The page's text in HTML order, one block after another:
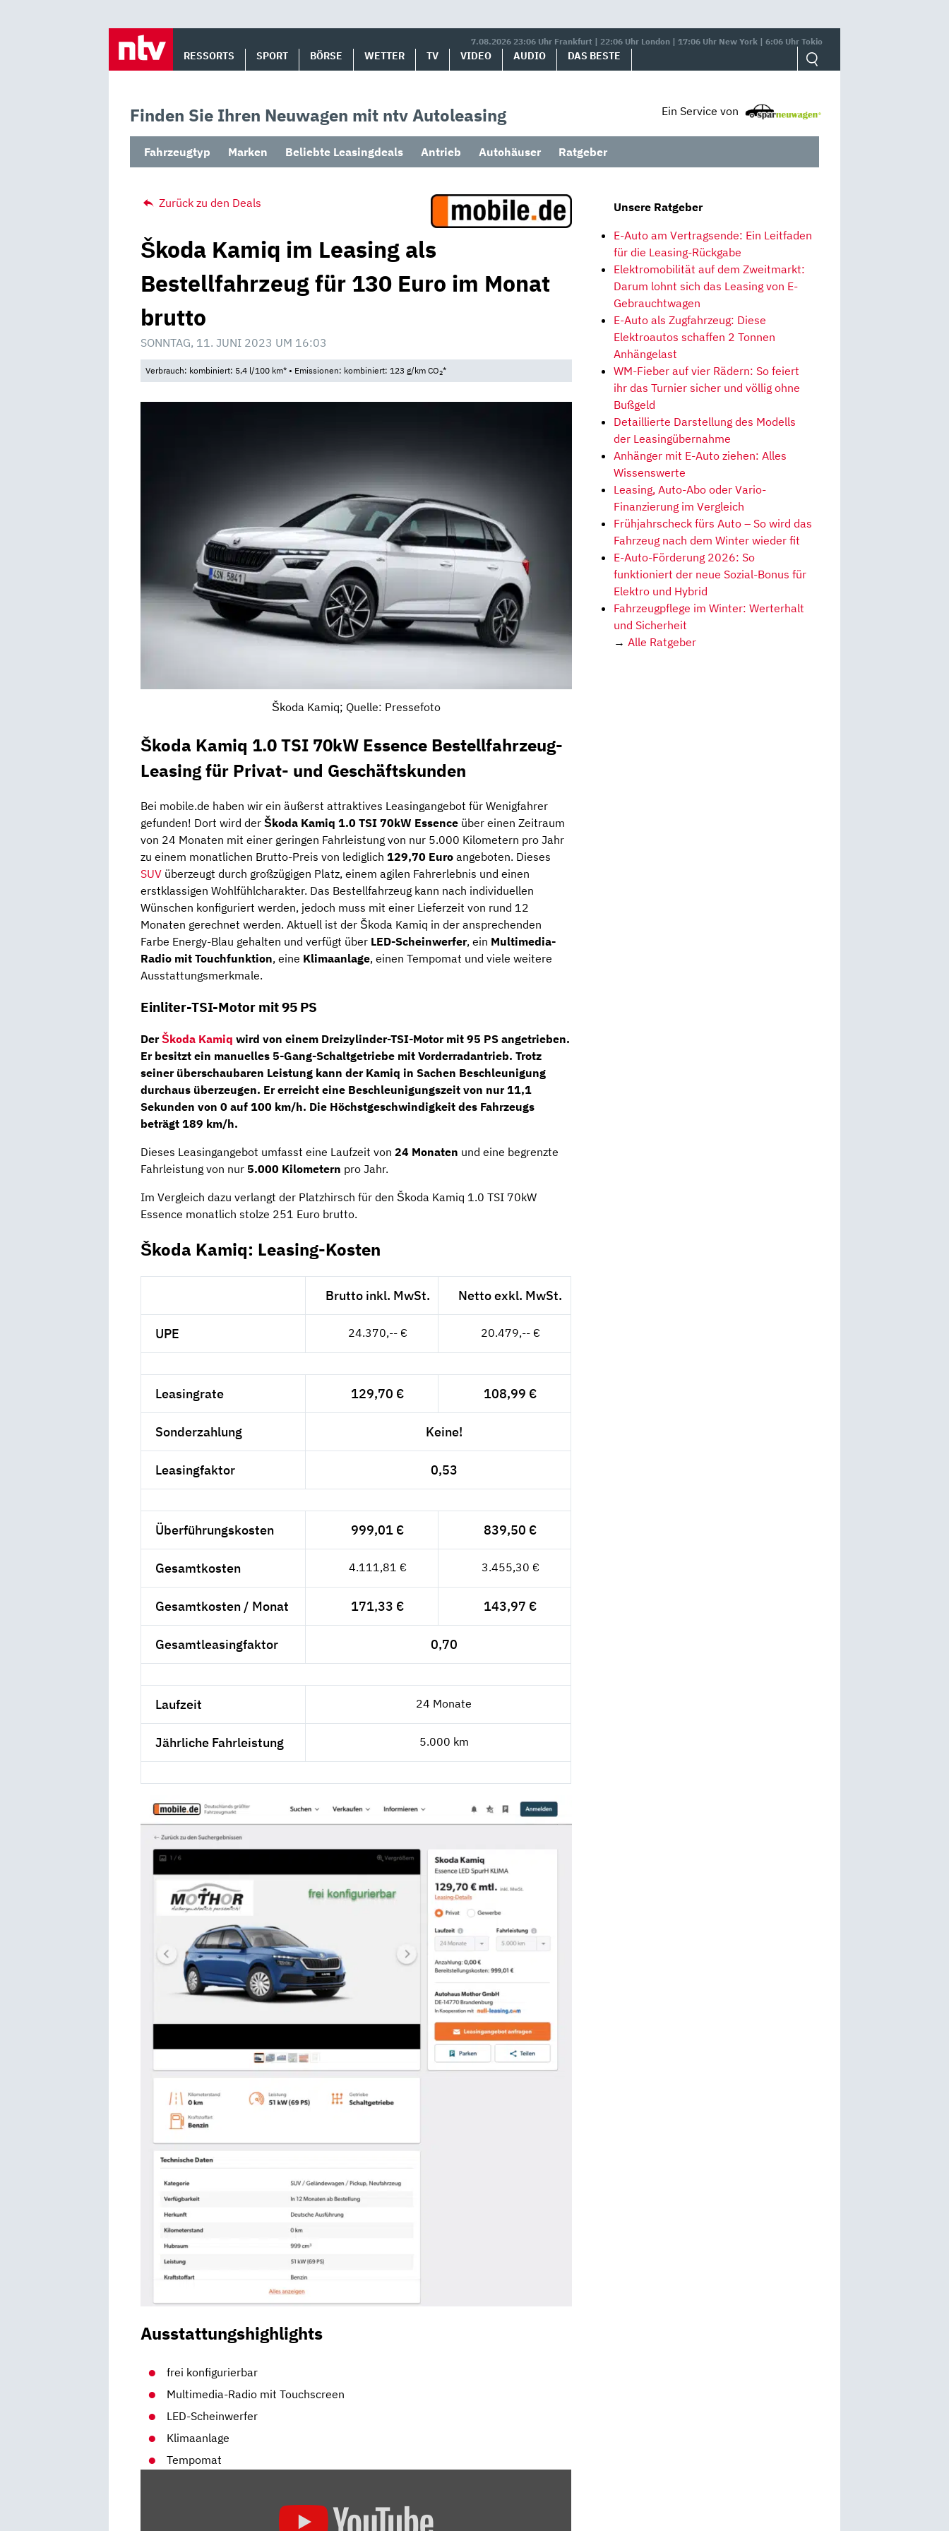
7.08.2026 23:06 Uhr Frankfurt | 22:06 Uhr London | 17:06 Uhr New York | 6:06 Uhr Tokio
RESSORTS SPORT BÖRSE WETTER TV VIDEO AUDIO DAS BESTE
Finden Sie Ihren Neuwagen mit ntv Autoleasing Ein Service von
Fahrzeugtyp Marken Beliebte Leasingdeals Antrieb Autohäuser Ratgeber
Zurück zu den Deals
Škoda Kamiq im Leasing als
Bestellfahrzeug für 130 Euro im Monat
brutto
SONNTAG, 11. JUNI 2023 UM 16:03
Verbrauch: kombiniert: 5,4 l/100 km* • Emissionen: kombiniert: 123 g/km CO2*
Škoda Kamiq; Quelle: Pressefoto
Škoda Kamiq 1.0 TSI 70kW Essence Bestellfahrzeug-
Leasing für Privat- und Geschäftskunden
Bei mobile.de haben wir ein äußerst attraktives Leasingangebot für Wenigfahrer
gefunden! Dort wird der Škoda Kamiq 1.0 TSI 70kW Essence über einen Zeitraum
von 24 Monaten mit einer geringen Fahrleistung von nur 5.000 Kilometern pro Jahr
zu einem monatlichen Brutto-Preis von lediglich 129,70 Euro angeboten. Dieses
SUV überzeugt durch großzügigen Platz, einem agilen Fahrerlebnis und einen
erstklassigen Wohlfühlcharakter. Das Bestellfahrzeug kann nach individuellen
Wünschen konfiguriert werden, jedoch muss mit einer Lieferzeit von rund 12
Monaten gerechnet werden. Aktuell ist der Škoda Kamiq in der ansprechenden
Farbe Energy-Blau gehalten und verfügt über LED-Scheinwerfer, ein Multimedia-
Radio mit Touchfunktion, eine Klimaanlage, einen Tempomat und viele weitere
Ausstattungsmerkmale.
Einliter-TSI-Motor mit 95 PS
DerŠkoda Kamiq wird von einem Dreizylinder-TSI-Motor mit 95 PS angetrieben.
Er besitzt ein manuelles 5-Gang-Schaltgetriebe mit Vorderradantrieb. Trotz
seiner überschaubaren Leistung kann der Kamiq in Sachen Beschleunigung
durchaus überzeugen. Er erreicht eine Beschleunigungszeit von nur 11,1
Sekunden von 0 auf 100 km/h. Die Höchstgeschwindigkeit des Fahrzeugs
beträgt 189 km/h.
Dieses Leasingangebot umfasst eine Laufzeit von 24 Monaten und eine begrenzte
Fahrleistung von nur 5.000 Kilometern pro Jahr.
Im Vergleich dazu verlangt der Platzhirsch für den Škoda Kamiq 1.0 TSI 70kW
Essence monatlich stolze 251 Euro brutto.
Škoda Kamiq: Leasing-Kosten
Brutto inkl. MwSt. Netto exkl. MwSt.
UPE 24.370,-- € 20.479,-- €
Leasingrate 129,70 € 108,99 €
Sonderzahlung Keine!
Leasingfaktor 0,53
Überführungskosten 999,01 € 839,50 €
Gesamtkosten 4.111,81 € 3.455,30 €
Gesamtkosten / Monat 171,33 € 143,97 €
Gesamtleasingfaktor 0,70
Laufzeit 24 Monate
Jährliche Fahrleistung 5.000 km
Ausstattungshighlights
frei konfigurierbar
Multimedia-Radio mit Touchscreen
LED-Scheinwerfer
Klimaanlage
Tempomat
Unsere Ratgeber
E-Auto am Vertragsende: Ein Leitfaden
für die Leasing-Rückgabe
Elektromobilität auf dem Zweitmarkt:
Darum lohnt sich das Leasing von E-
Gebrauchtwagen
E-Auto als Zugfahrzeug: Diese
Elektroautos schaffen 2 Tonnen
Anhängelast
WM-Fieber auf vier Rädern: So feiert
ihr das Turnier sicher und völlig ohne
Bußgeld
Detaillierte Darstellung des Modells
der Leasingübernahme
Anhänger mit E-Auto ziehen: Alles
Wissenswerte
Leasing, Auto-Abo oder Vario-
Finanzierung im Vergleich
Frühjahrscheck fürs Auto – So wird das
Fahrzeug nach dem Winter wieder fit
E-Auto-Förderung 2026: So
funktioniert der neue Sozial-Bonus für
Elektro und Hybrid
Fahrzeugpflege im Winter: Werterhalt
und Sicherheit
→ Alle Ratgeber